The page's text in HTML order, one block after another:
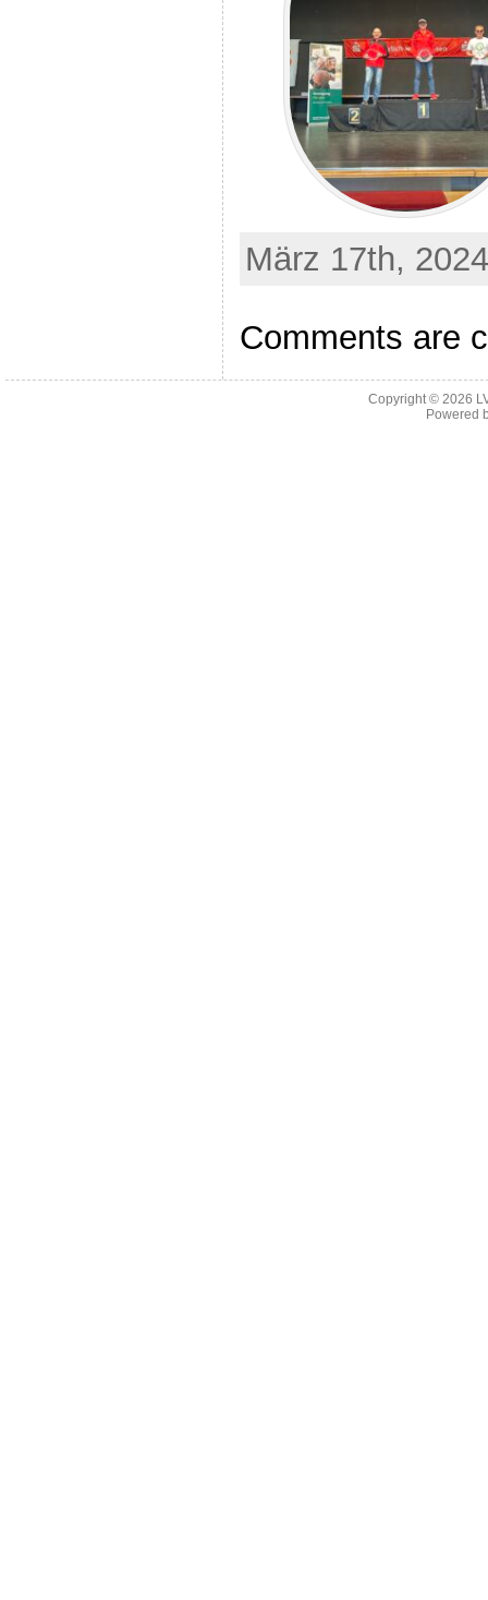
März 17th,
Comments are
Copyright © 2026
Powered